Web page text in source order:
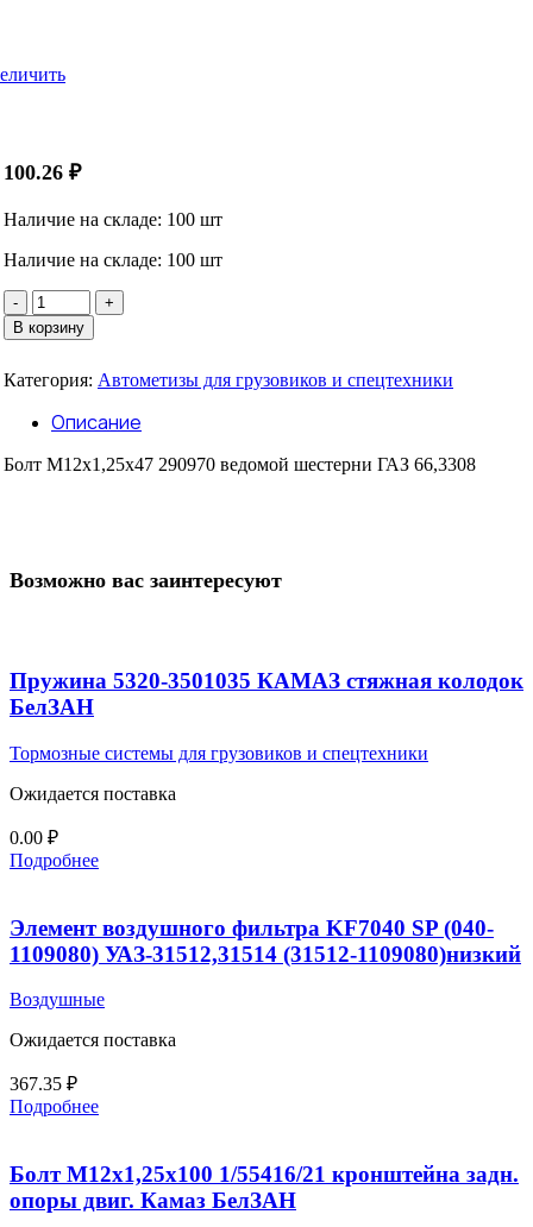
100.26 ₽
Наличие на складе: 100 шт
Наличие на складе: 100 шт
Количество
товара
Болт
290970
В корзину
Категория: Автометизы для грузовиков и спецтехники
Описание
Болт М12х1,25х47 290970 ведомой шестерни ГАЗ 66,3308
Возможно вас заинтересуют
Пружина 5320-3501035 КАМАЗ стяжная колодок
БелЗАН
Тормозные системы для грузовиков и спецтехники
Ожидается поставка
0.00 ₽
Подробнее
Элемент воздушного фильтра KF7040 SP (040-
1109080) УАЗ-31512,31514 (31512-1109080)низкий
Воздушные
Ожидается поставка
367.35 ₽
Подробнее
Болт М12х1,25х100 1/55416/21 кронштейна задн.
опоры двиг. Камаз БелЗАН